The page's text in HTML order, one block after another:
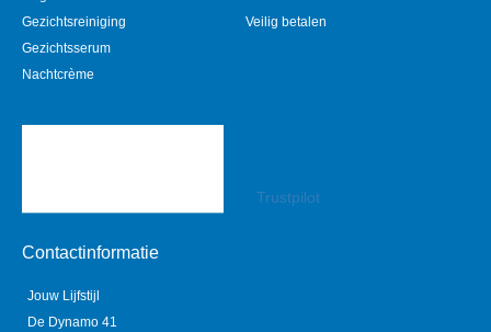
Gezichtsreiniging
Gezichtsserum
Nachtcrème
Veilig betalen
Trustpilot
Contactinformatie
Jouw Lijfstijl
De Dynamo 41